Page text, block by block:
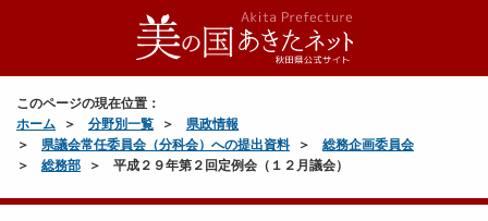
このページの現在位置：
ホーム
分野別一覧
県政情報
県議会常任委員会（分科会）への提出資料
総務企画委員会
総務部
平成２９年第２回定例会（１２月議会）